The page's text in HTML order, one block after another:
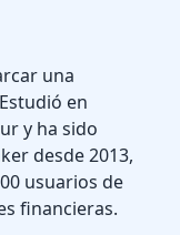
una
en
y ha sido
desde 2013,
usuarios de
financieras.